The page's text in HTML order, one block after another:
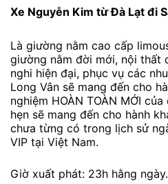
Xe Nguyễn Kim từ Đà Lạt đi
Là giường nằm cao cấp
giường nằm đời mới, nội thất
nghi hiện đại, phục vụ các
Long Vân sẽ mang đến cho
nghiệm HOÀN TOÀN MỚI
hẹn sẽ mang đến cho hành
chưa từng có trong lịch sử
VIP tại Việt Nam.
Giờ xuất phát: 23h hằng ngày.